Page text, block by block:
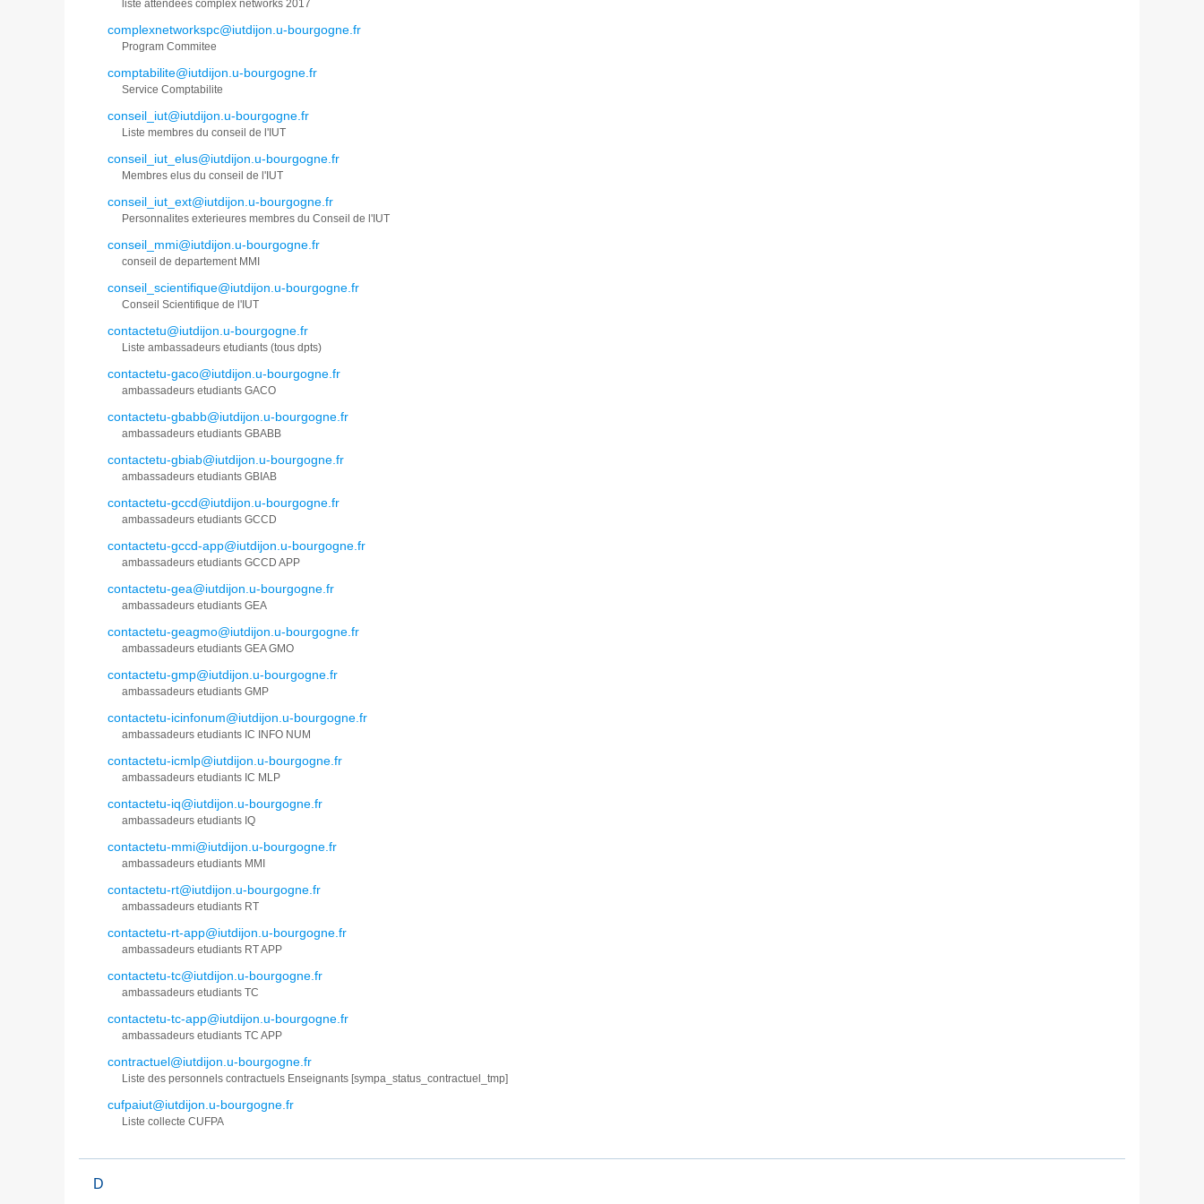
liste attendees complex networks 2017
complexnetworkspc@iutdijon.u-bourgogne.fr
Program Commitee
comptabilite@iutdijon.u-bourgogne.fr
Service Comptabilite
conseil_iut@iutdijon.u-bourgogne.fr
Liste membres du conseil de l'IUT
conseil_iut_elus@iutdijon.u-bourgogne.fr
Membres elus du conseil de l'IUT
conseil_iut_ext@iutdijon.u-bourgogne.fr
Personnalites exterieures membres du Conseil de l'IUT
conseil_mmi@iutdijon.u-bourgogne.fr
conseil de departement MMI
conseil_scientifique@iutdijon.u-bourgogne.fr
Conseil Scientifique de l'IUT
contactetu@iutdijon.u-bourgogne.fr
Liste ambassadeurs etudiants (tous dpts)
contactetu-gaco@iutdijon.u-bourgogne.fr
ambassadeurs etudiants GACO
contactetu-gbabb@iutdijon.u-bourgogne.fr
ambassadeurs etudiants GBABB
contactetu-gbiab@iutdijon.u-bourgogne.fr
ambassadeurs etudiants GBIAB
contactetu-gccd@iutdijon.u-bourgogne.fr
ambassadeurs etudiants GCCD
contactetu-gccd-app@iutdijon.u-bourgogne.fr
ambassadeurs etudiants GCCD APP
contactetu-gea@iutdijon.u-bourgogne.fr
ambassadeurs etudiants GEA
contactetu-geagmo@iutdijon.u-bourgogne.fr
ambassadeurs etudiants GEA GMO
contactetu-gmp@iutdijon.u-bourgogne.fr
ambassadeurs etudiants GMP
contactetu-icinfonum@iutdijon.u-bourgogne.fr
ambassadeurs etudiants IC INFO NUM
contactetu-icmlp@iutdijon.u-bourgogne.fr
ambassadeurs etudiants IC MLP
contactetu-iq@iutdijon.u-bourgogne.fr
ambassadeurs etudiants IQ
contactetu-mmi@iutdijon.u-bourgogne.fr
ambassadeurs etudiants MMI
contactetu-rt@iutdijon.u-bourgogne.fr
ambassadeurs etudiants RT
contactetu-rt-app@iutdijon.u-bourgogne.fr
ambassadeurs etudiants RT APP
contactetu-tc@iutdijon.u-bourgogne.fr
ambassadeurs etudiants TC
contactetu-tc-app@iutdijon.u-bourgogne.fr
ambassadeurs etudiants TC APP
contractuel@iutdijon.u-bourgogne.fr
Liste des personnels contractuels Enseignants [sympa_status_contractuel_tmp]
cufpaiut@iutdijon.u-bourgogne.fr
Liste collecte CUFPA
D